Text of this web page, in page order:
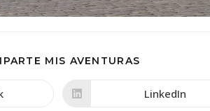
MIS AVENTURAS
CONTENIDO
Se
LinkedIn